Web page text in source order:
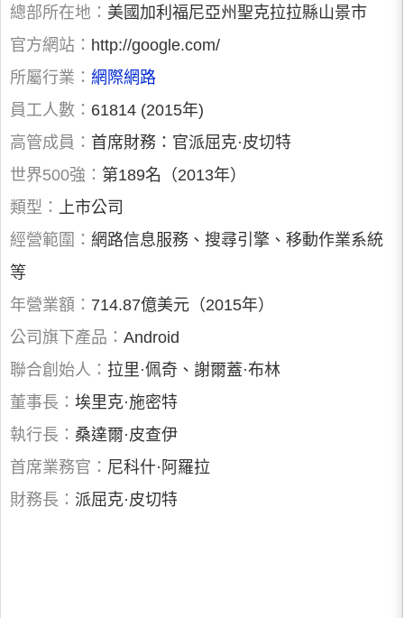
總部所在地： 美國加利福尼亞州聖克拉拉縣山景市
官方網站： http://google.com/
所屬行業： 網際網路
員工人數： 61814 (2015年)
高管成員： 首席財務：官派屈克·皮切特
世界500強： 第189名（2013年）
類型： 上市公司
經營範圍： 網路信息服務、搜尋引擎、移動作業系統
等
年營業額： 714.87億美元（2015年）
公司旗下產品： Android
聯合創始人： 拉里·佩奇、謝爾蓋·布林
董事長： 埃里克·施密特
執行長： 桑達爾·皮查伊
首席業務官： 尼科什·阿羅拉
財務長： 派屈克·皮切特